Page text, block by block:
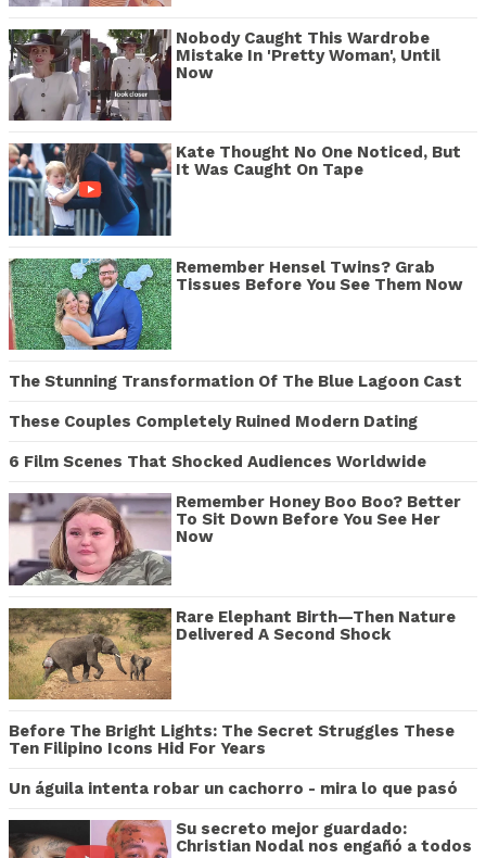
Nobody Caught This Wardrobe
Mistake In 'Pretty Woman', Until
Now
Kate Thought No One Noticed, But
It Was Caught On Tape
Remember Hensel Twins? Grab
Tissues Before You See Them Now
The Stunning Transformation Of The Blue Lagoon Cast
These Couples Completely Ruined Modern Dating
6 Film Scenes That Shocked Audiences Worldwide
Remember Honey Boo Boo? Better
To Sit Down Before You See Her
Now
Rare Elephant Birth—Then Nature
Delivered A Second Shock
Before The Bright Lights: The Secret Struggles These
Ten Filipino Icons Hid For Years
Un águila intenta robar un cachorro - mira lo que pasó
Su secreto mejor guardado:
Christian Nodal nos engañó a todos